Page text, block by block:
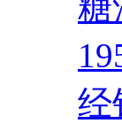
经